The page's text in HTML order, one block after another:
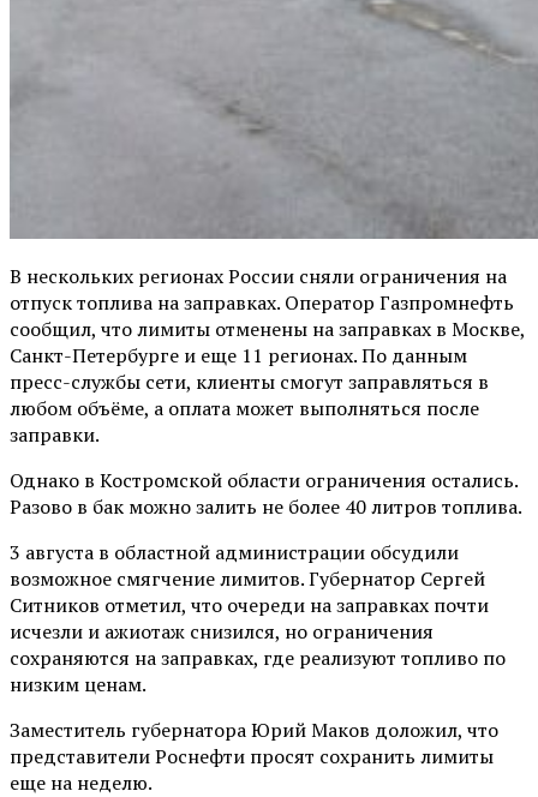
В нескольких регионах России сняли ограничения на
отпуск топлива на заправках. Оператор Газпромнефть
сообщил, что лимиты отменены на заправках в Москве,
Санкт-Петербурге и еще 11 регионах. По данным
пресс-службы сети, клиенты смогут заправляться в
любом объёме, а оплата может выполняться после
заправки.
Однако в Костромской области ограничения остались.
Разово в бак можно залить не более 40 литров топлива.
3 августа в областной администрации обсудили
возможное смягчение лимитов. Губернатор Сергей
Ситников отметил, что очереди на заправках почти
исчезли и ажиотаж снизился, но ограничения
сохраняются на заправках, где реализуют топливо по
низким ценам.
Заместитель губернатора Юрий Маков доложил, что
представители Роснефти просят сохранить лимиты
еще на неделю.